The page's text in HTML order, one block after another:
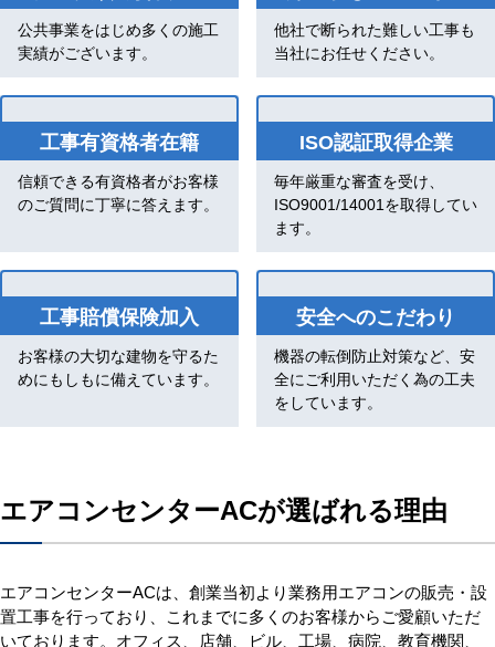
公共事業をはじめ多くの施工
実績がございます。
他社で断られた難しい工事も
当社にお任せください。
工事有資格者在籍
信頼できる有資格者がお客様
のご質問に丁寧に答えます。
ISO認証取得企業
毎年厳重な審査を受け、
ISO9001/14001を取得してい
ます。
工事賠償保険加入
お客様の大切な建物を守るた
めにもしもに備えています。
安全へのこだわり
機器の転倒防止対策など、安
全にご利用いただく為の工夫
をしています。
エアコンセンターACが選ばれる理由
エアコンセンターACは、創業当初より業務用エアコンの販売・設
置工事を行っており、これまでに多くのお客様からご愛顧いただ
いております。オフィス、店舗、ビル、工場、病院、教育機関、